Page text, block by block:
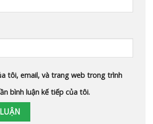
tôi, email, và trang web trong trình
bình luận kế tiếp của tôi.